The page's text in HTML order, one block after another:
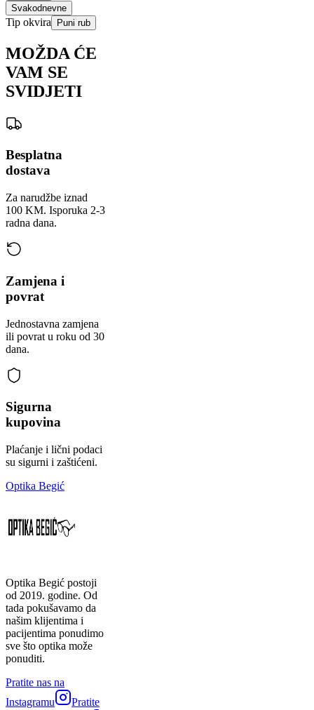
Svakodnevne
Tip okvira Puni rub
MOŽDA ĆE
VAM SE
SVIDJETI
Besplatna
dostava
Za narudžbe iznad
100 KM. Isporuka 2-3
radna dana.
Zamjena i
povrat
Jednostavna zamjena
ili povrat u roku od 30
dana.
Sigurna
kupovina
Plaćanje i lični podaci
su sigurni i zaštićeni.
Optika Begić
Optika Begić postoji
od 2019. godine. Od
tada pokušavamo da
našim klijentima i
pacijentima ponudimo
sve što optika može
ponuditi.
Pratite nas na
Instagramu
Pratite